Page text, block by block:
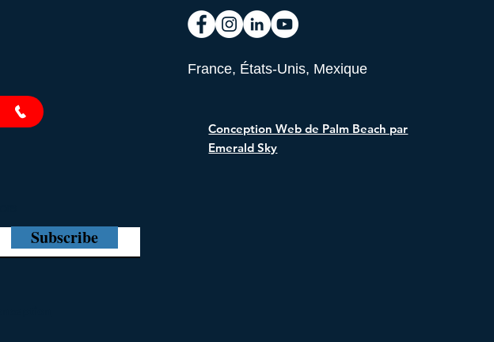
Subscribe
France, États-Unis, Mexique
Conception Web de Palm Beach par
Emerald Sky